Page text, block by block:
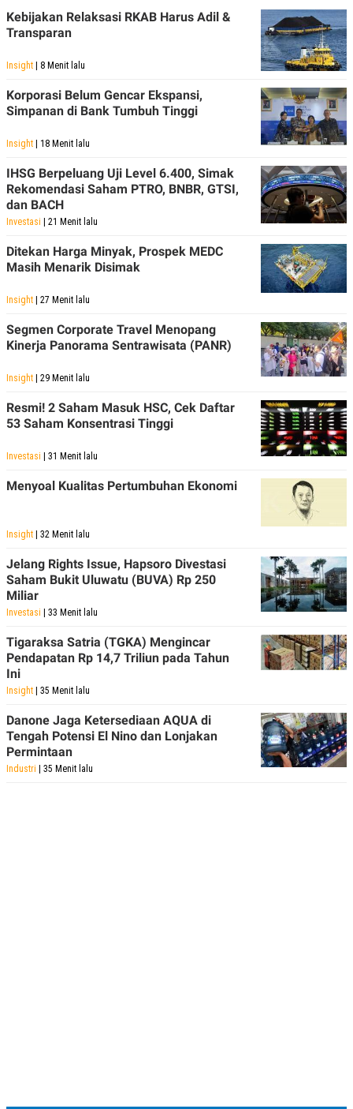
Kebijakan Relaksasi RKAB Harus Adil &
Transparan
Insight | 8 Menit lalu
Korporasi Belum Gencar Ekspansi,
Simpanan di Bank Tumbuh Tinggi
Insight | 18 Menit lalu
IHSG Berpeluang Uji Level 6.400, Simak
Rekomendasi Saham PTRO, BNBR, GTSI,
dan BACH
Investasi | 21 Menit lalu
Ditekan Harga Minyak, Prospek MEDC
Masih Menarik Disimak
Insight | 27 Menit lalu
Segmen Corporate Travel Menopang
Kinerja Panorama Sentrawisata (PANR)
Insight | 29 Menit lalu
Resmi! 2 Saham Masuk HSC, Cek Daftar
53 Saham Konsentrasi Tinggi
Investasi | 31 Menit lalu
Menyoal Kualitas Pertumbuhan Ekonomi
Insight | 32 Menit lalu
Jelang Rights Issue, Hapsoro Divestasi
Saham Bukit Uluwatu (BUVA) Rp 250
Miliar
Investasi | 33 Menit lalu
Tigaraksa Satria (TGKA) Mengincar
Pendapatan Rp 14,7 Triliun pada Tahun
Ini
Insight | 35 Menit lalu
Danone Jaga Ketersediaan AQUA di
Tengah Potensi El Nino dan Lonjakan
Permintaan
Industri | 35 Menit lalu